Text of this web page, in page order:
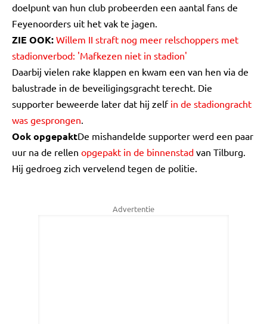
doelpunt van hun club probeerden een aantal fans de
Feyenoorders uit het vak te jagen.
ZIE OOK: Willem II straft nog meer relschoppers met
stadionverbod: 'Mafkezen niet in stadion'
Daarbij vielen rake klappen en kwam een van hen via de
balustrade in de beveiligingsgracht terecht. Die
supporter beweerde later dat hij zelf in de stadiongracht
was gesprongen.
Ook opgepaktDe mishandelde supporter werd een paar
uur na de rellen opgepakt in de binnenstad van Tilburg.
Hij gedroeg zich vervelend tegen de politie.
Advertentie